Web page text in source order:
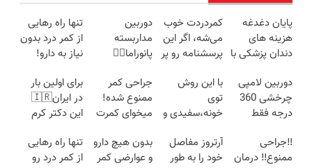
پایان دغدغه
هزینه های
دندان پزشکی با
کننده خانگی
کمردردت خوب
می‌شه، اگر این
پرسشنامه رو پر
دوربین
مداربسته
پانوراما👈🏻
360°و سازگار با
اندروید و ios
تنها راه رهایی
از کمر درد بدون
نیاز به دارو!
دوربین لامپی
چرخشی 360
درجه فقط
🔥 پرداخت
درب منزل
با این روش
توی
خونه،سفیدی و
برگردون
(40%off)
جراحی کمر
ممنوع شده!
میخوای کمرت
درمان کنی؟
((پرسش‌نامه))
برای اولین بار
در ایران🇮🇷
این دکتر کرم
روزه ساخت!
‼️جراحی
ممنوع‼️ درمان
آرتروز مفاصل
خود را به طور
بدون هیچ دارو
و عوارضی کمر
تنها راه رهایی
از کمر درد رو